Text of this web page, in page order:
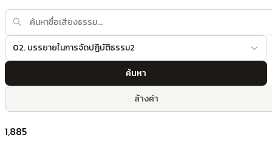
02. บรรยายในการจัดปฏิบัติธรรม2
ค้นหา
ล้างค่า
1,885